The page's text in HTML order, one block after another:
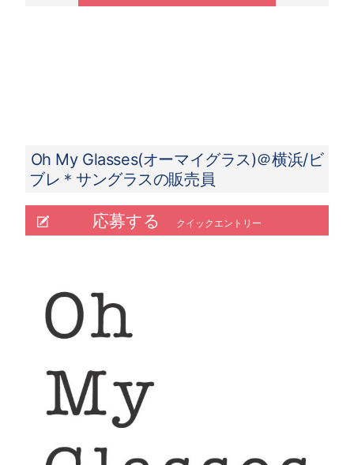
Oh My Glasses(オーマイグラス)＠横浜/ビ
ブレ＊サングラスの販売員
応募する クイックエントリー